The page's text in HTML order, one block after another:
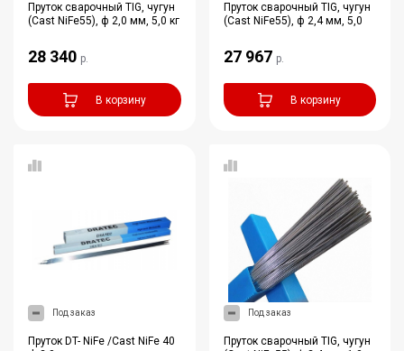
Пруток сварочный TIG, чугун
(Cast NiFe55), ф 2,0 мм, 5,0 кг
28 340 р.
В корзину
Пруток сварочный TIG, чугун
(Cast NiFe55), ф 2,4 мм, 5,0
27 967 р.
В корзину
Под заказ
Пруток DT- NiFe /Cast NiFe 40
Под заказ
Пруток сварочный TIG, чугун